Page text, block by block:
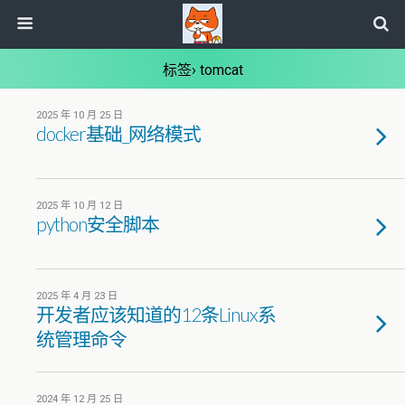
标签› tomcat
2025 年 10 月 25 日
docker基础_网络模式
2025 年 10 月 12 日
python安全脚本
2025 年 4 月 23 日
开发者应该知道的12条Linux系
统管理命令
2024 年 12 月 25 日